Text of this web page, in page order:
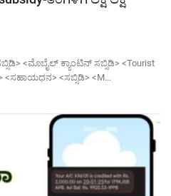
<ಮೊಬೈಲ್ ಕ್ಯಾಂಟಿನ್ ಸಬ್ಸಿಡಿ> <Tourist
<ಸಹಾಯಧನ> <ಸಬ್ಸಿಡಿ> <M...